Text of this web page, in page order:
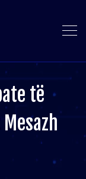
të